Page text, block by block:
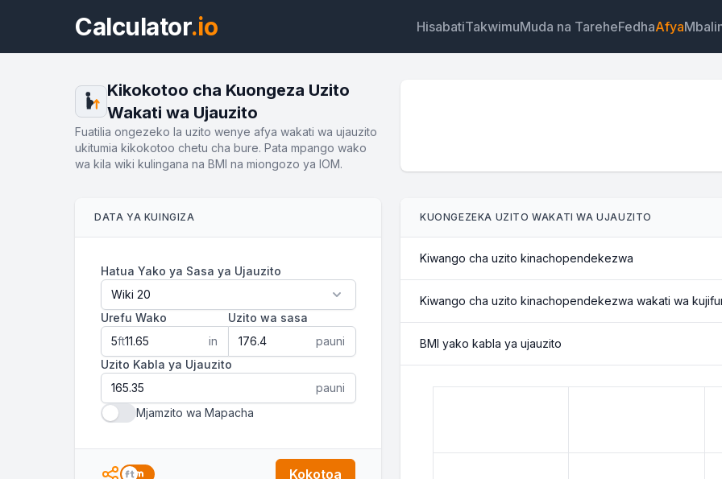
Calculator.io HisabatiTakwimuMuda na TareheFedhaAfya
Kikokotoo cha Kuongeza Uzito
Wakati wa Ujauzito
Fuatilia ongezeko la uzito wenye afya wakati wa ujauzito
ukitumia kikokotoo chetu cha bure. Pata mpango wako
wa kila wiki kulingana na BMI na miongozo ya IOM.
DATA YA KUINGIZA
Hatua Yako ya Sasa ya Ujauzito
Urefu Wako
ft
in
Uzito wa sasa
pauni
Uzito Kabla ya Ujauzito
pauni
Mjamzito wa Mapacha
Kokotoa
KUONGEZEKA UZITO WAKATI WA UJAUZITO
Kiwango cha uzito kinachopendekezwa
Kiwango cha uzito kinachopendekezwa wakati wa
BMI yako kabla ya ujauzito